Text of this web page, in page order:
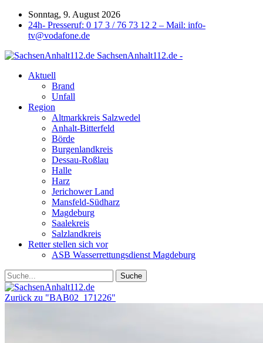
Sonntag, 9. August 2026
24h- Presseruf: 0 17 3 / 76 73 12 2 – Mail: info-
tv@vodafone.de
SachsenAnhalt112.de -
Aktuell
Brand
Unfall
Region
Altmarkkreis Salzwedel
Anhalt-Bitterfeld
Börde
Burgenlandkreis
Dessau-Roßlau
Halle
Harz
Jerichower Land
Mansfeld-Südharz
Magdeburg
Saalekreis
Salzlandkreis
Retter stellen sich vor
ASB Wasserrettungsdienst Magdeburg
Zurück zu "BAB02_171226"